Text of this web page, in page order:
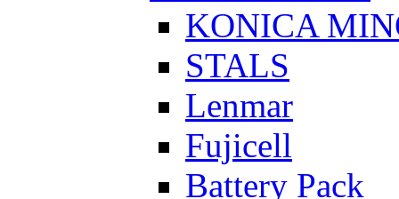
KONICA
STALS
Lenmar
Fujicell
Battery Pack